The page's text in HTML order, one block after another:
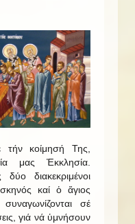
τήν κοίμησή Της,
μας Ἐκκλησία.
διακεκριμένοι
καί ὁ ἅγιος
σέ
γιά νά ὑμνήσουν